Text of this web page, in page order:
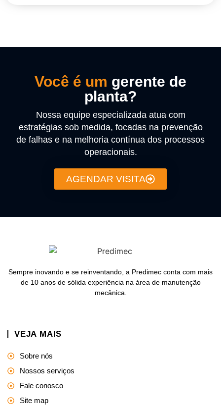
Você é um gerente de
planta?
Nossa equipe especializada atua com
estratégias sob medida, focadas na prevenção
de falhas e na melhoria contínua dos processos
operacionais.
AGENDAR VISITA
Sempre inovando e se reinventando, a Predimec conta com mais
de 10 anos de sólida experiência na área de manutenção
mecânica.
VEJA MAIS
Sobre nós
Nossos serviços
Fale conosco
Site map